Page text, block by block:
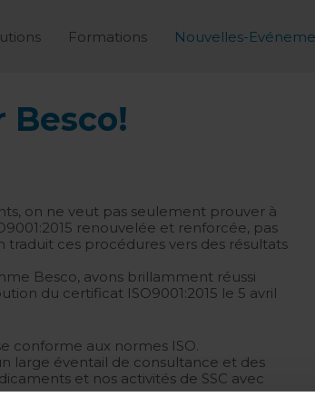
Formations Nouvelles-
Besco!
on ne veut pas seulement prouver à
renouvelée et renforcée, pas
traduit ces procédures vers des résultats
Besco, avons brillamment réussi
du certificat ISO9001:2015 le 5 avril
conforme aux normes ISO.
large éventail de consultance et des
et nos activités de SSC avec